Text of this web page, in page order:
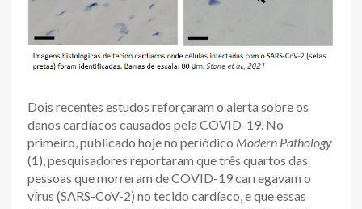
Dois recentes estudos reforçaram o alerta sobre os
danos cardíacos causados pela COVID-19. No
primeiro, publicado hoje no periódico Modern Pathology
(1 ), pesquisadores reportaram que três quartos das
pessoas que morreram de COVID-19 carregavam o
vírus (SARS-CoV-2) no tecido cardíaco, e que essas